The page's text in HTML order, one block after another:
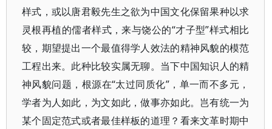
样式，或以唐君毅先生之欲为中国文化保留果种以求
灵根再植的儒者样式，来与饶公的“才子型”样式相比
较，期望提出一个最值得学人效法的精神风貌的模范
工程出来。此种比较实属无聊。当下中国知识人的精
神风貌问题，根源在“太过同质化”，单一而不多元，
学者为人如此，为文如此，做事亦如此。岂有统一为
某个固定范式或者最佳样板的道理？看来文革时期中